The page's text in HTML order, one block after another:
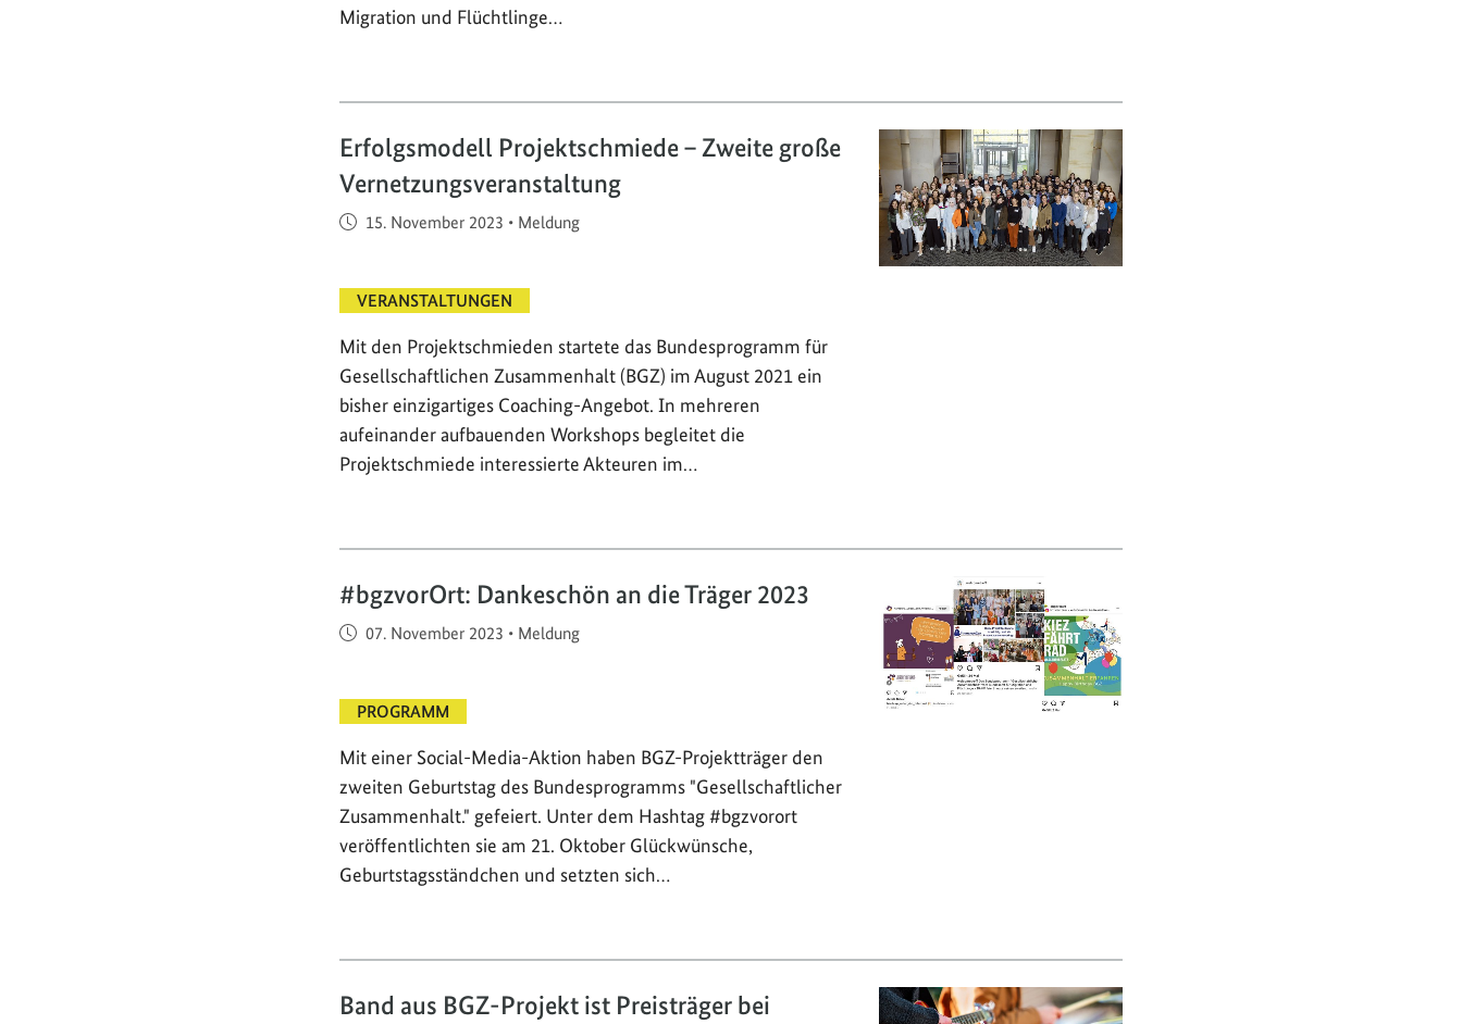
Migration und Flüchtlinge…
Erfolgsmodell Projektschmiede – Zweite große
Vernetzungsveranstaltung
Veröffentlicht am
15. November 2023 • Meldung
VERANSTALTUNGEN
Mit den Projektschmieden startete das Bundesprogramm für
Gesellschaftlichen Zusammenhalt (BGZ) im August 2021 ein
bisher einzigartiges Coaching-Angebot. In mehreren
aufeinander aufbauenden Workshops begleitet die
Projektschmiede interessierte Akteuren im…
#bgzvorOrt: Dankeschön an die Träger 2023
Veröffentlicht am
07. November 2023 • Meldung
PROGRAMM
Mit einer Social-Media-Aktion haben BGZ-Projektträger den
zweiten Geburtstag des Bundesprogramms "Gesellschaftlicher
Zusammenhalt." gefeiert. Unter dem Hashtag #bgzvorort
veröffentlichten sie am 21. Oktober Glückwünsche,
Geburtstagsständchen und setzten sich…
Band aus BGZ-Projekt ist Preisträger bei